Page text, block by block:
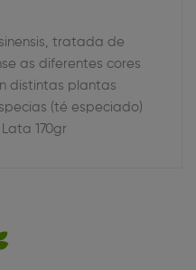
tratada de
as diferentes cores
distintas plantas
(té especiado)
170gr